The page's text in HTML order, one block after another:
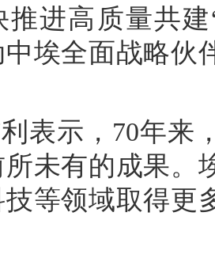
推进高质量共
埃全面战略伙
表示，70年来
未有的成果。
等领域取得更